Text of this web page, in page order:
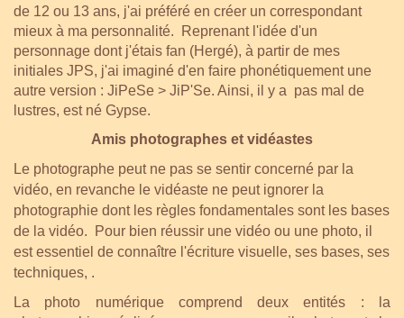
de 12 ou 13 ans, j'ai préféré en créer un correspondant
mieux à ma personnalité. Reprenant l'idée d'un
personnage dont j'étais fan (Hergé), à partir de mes
initiales JPS, j'ai imaginé d'en faire phonétiquement une
autre version : JiPeSe > JiP'Se. Ainsi, il y a pas mal de
lustres, est né Gypse.
Amis photographes et vidéastes
Le photographe peut ne pas se sentir concerné par la
vidéo, en revanche le vidéaste ne peut ignorer la
photographie dont les règles fondamentales sont les bases
de la vidéo. Pour bien réussir une vidéo ou une photo, il
est essentiel de connaître l'écriture visuelle, ses bases, ses
techniques, .
La photo numérique comprend deux entités : la